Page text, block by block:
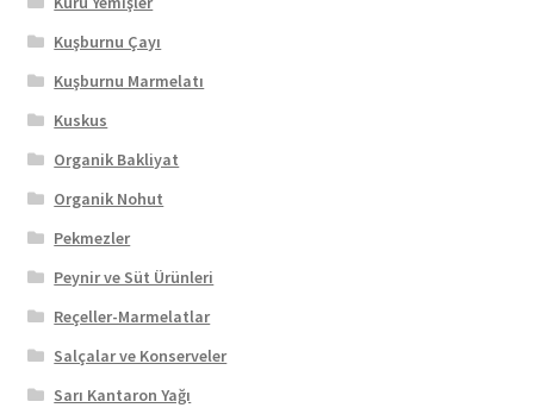
Kuşburnu Çayı
Kuşburnu Marmelatı
Kuskus
Organik Bakliyat
Organik Nohut
Pekmezler
Peynir ve Süt Ürünleri
Reçeller-Marmelatlar
Salçalar ve Konserveler
Sarı Kantaron Yağı